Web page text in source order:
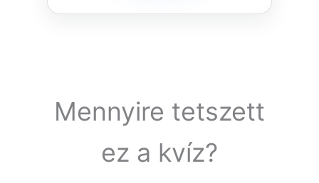
Mennyire tetszett
ez a kvíz?